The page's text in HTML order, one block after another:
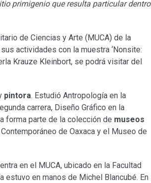
primigenio que resulta particular dentro
de Ciencias y Arte (MUCA) de la
sus actividades con la muestra ‘Nonsite:
Krauze Kleinbort, se podrá visitar del
pintora. Estudió Antropología en la
carrera, Diseño Gráfico en la
forma parte de la colección de museos
de Oaxaca y el Museo de
en el MUCA, ubicado en la Facultad
estuvo en manos de Michel Blancubé. En